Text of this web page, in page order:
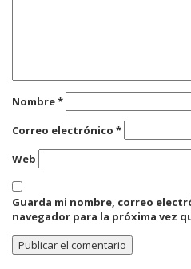
Nombre*
Correo electrónico *
Web
Guarda mi nombre, correo
navegador para la próxima vez